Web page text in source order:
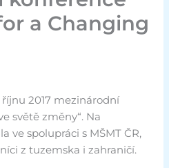
a Changing
říjnu 2017 mezinárodní
světě změny“. Na
ve spolupráci s MŠMT ČR,
z tuzemska i zahraničí.